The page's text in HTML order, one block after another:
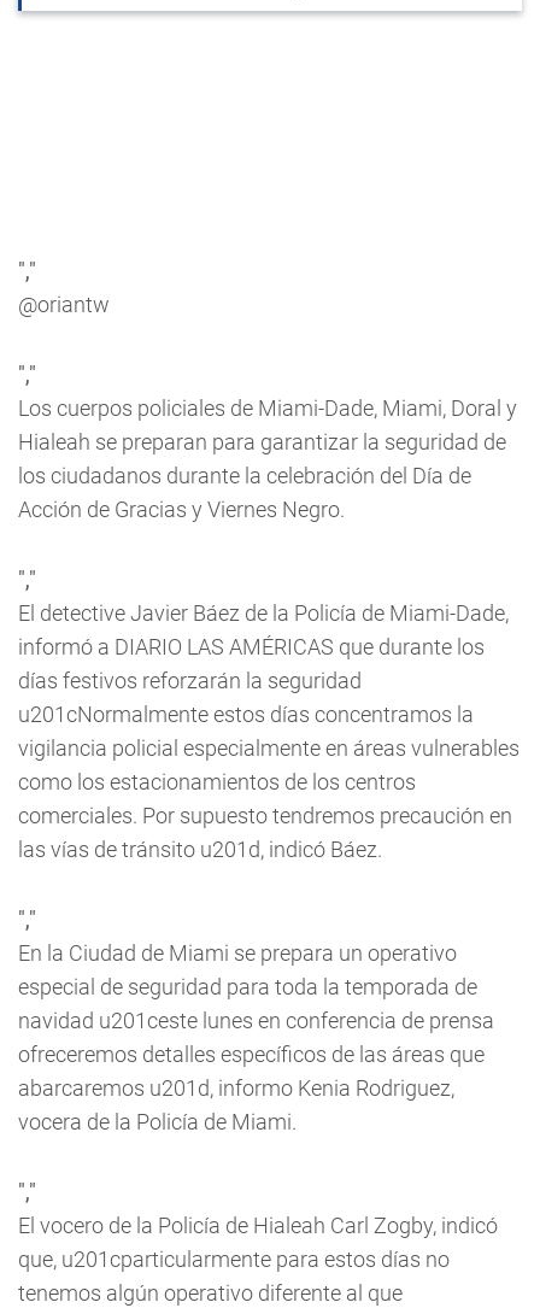
","
@oriantw
","
Los cuerpos policiales de Miami-Dade, Miami, Doral y
Hialeah se preparan para garantizar la seguridad de
los ciudadanos durante la celebración del Día de
Acción de Gracias y Viernes Negro.
","
El detective Javier Báez de la Policía de Miami-Dade,
informó a DIARIO LAS AMÉRICAS que durante los
días festivos reforzarán la seguridad
u201cNormalmente estos días concentramos la
vigilancia policial especialmente en áreas vulnerables
como los estacionamientos de los centros
comerciales. Por supuesto tendremos precaución en
las vías de tránsito u201d, indicó Báez.
","
En la Ciudad de Miami se prepara un operativo
especial de seguridad para toda la temporada de
navidad u201ceste lunes en conferencia de prensa
ofreceremos detalles específicos de las áreas que
abarcaremos u201d, informo Kenia Rodriguez,
vocera de la Policía de Miami.
","
El vocero de la Policía de Hialeah Carl Zogby, indicó
que, u201cparticularmente para estos días no
tenemos algún operativo diferente al que